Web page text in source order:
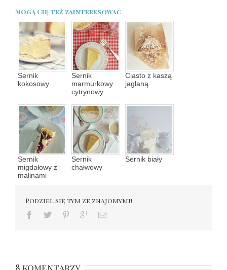
Mogą Cię też zainteresować
Sernik
kokosowy
Sernik
marmurkowy
cytrynowy
Ciasto z kaszą
jaglaną
Sernik
migdałowy z
malinami
Sernik
chałwowy
Sernik biały
Podziel się tym ze znajomymi!
8 komentarzy